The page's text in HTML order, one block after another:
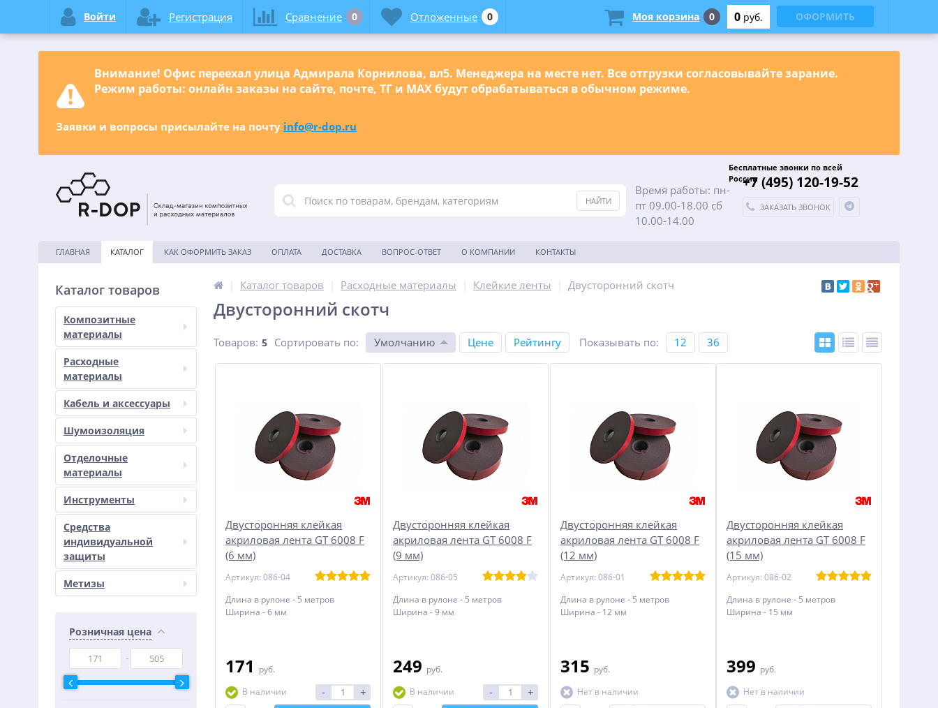
Внимание! Офис переехал улица Адмирала Корнилова, вл5. Менеджера на месте нет. Все отгрузки согласовывайте зарание.
Режим работы: онлайн заказы на сайте, почте, ТГ и МАХ будут обрабатываться в обычном режиме.
Заявки и вопросы присылайте на почту info@r-dop.ru
Время работы: пн-
пт 09.00-18.00 сб
10.00-14.00
Бесплатные звонки по всей
России+7 (495) 120-19-52
ЗАКАЗАТЬ ЗВОНОК
ГЛАВНАЯ КАТАЛОГ КАК ОФОРМИТЬ ЗАКАЗ ОПЛАТА ДОСТАВКА ВОПРОС-ОТВЕТ О КОМПАНИИ КОНТАКТЫ
Каталог товаров
Композитные
материалы
Расходные
материалы
Кабель и аксессуары
Шумоизоляция
Отделочные
материалы
Инструменты
Средства
индивидуальной
защиты
Метизы
Розничная цена
Каталог товаров Расходные материалы Клейкие ленты Двусторонний скотч
Двусторонний скотч
Товаров: 5 Сортировать по: Умолчанию Цене Рейтингу Показывать по: 12 36
Двусторонняя клейкая
акриловая лента GT 6008 F
(6 мм)
Артикул: 086-04
Длина в рулоне - 5 метров
Ширина - 6 мм
171
руб.
В наличии
- +
Двусторонняя клейкая
акриловая лента GT 6008 F
(9 мм)
Артикул: 086-05
Длина в рулоне - 5 метров
Ширина - 9 мм
249 руб.
В наличии
- +
Двусторонняя клейкая
акриловая лента GT 6008 F
(12 мм)
Артикул: 086-01
Длина в рулоне - 5 метров
Ширина - 12 мм
315 руб.
Нет в наличии
Двусторонняя клейкая
акриловая лента GT 6008 F
(15 мм)
Артикул: 086-02
Длина в рулоне - 5 метров
Ширина - 15 мм
399 руб.
Нет в наличии
Войти Регистрация Сравнение 0 Отложенные 0 Моя корзина 0 0 руб. ОФОРМИТЬ